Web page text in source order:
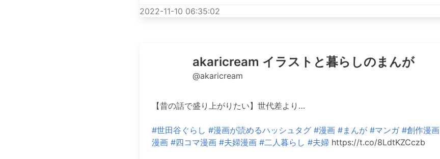
2022-11-10 06:35:02
akaricream イラストと暮らしのまんが
@akaricream
【昔の話で盛り上がりたい】世代差より…
#世田谷ぐらし #漫画が読めるハッシュタグ #漫画 #まんが #マンガ #創作漫画
漫画 #四コマ漫画 #夫婦漫画 #二人暮らし #夫婦https://t.co/8LdtKZCczb